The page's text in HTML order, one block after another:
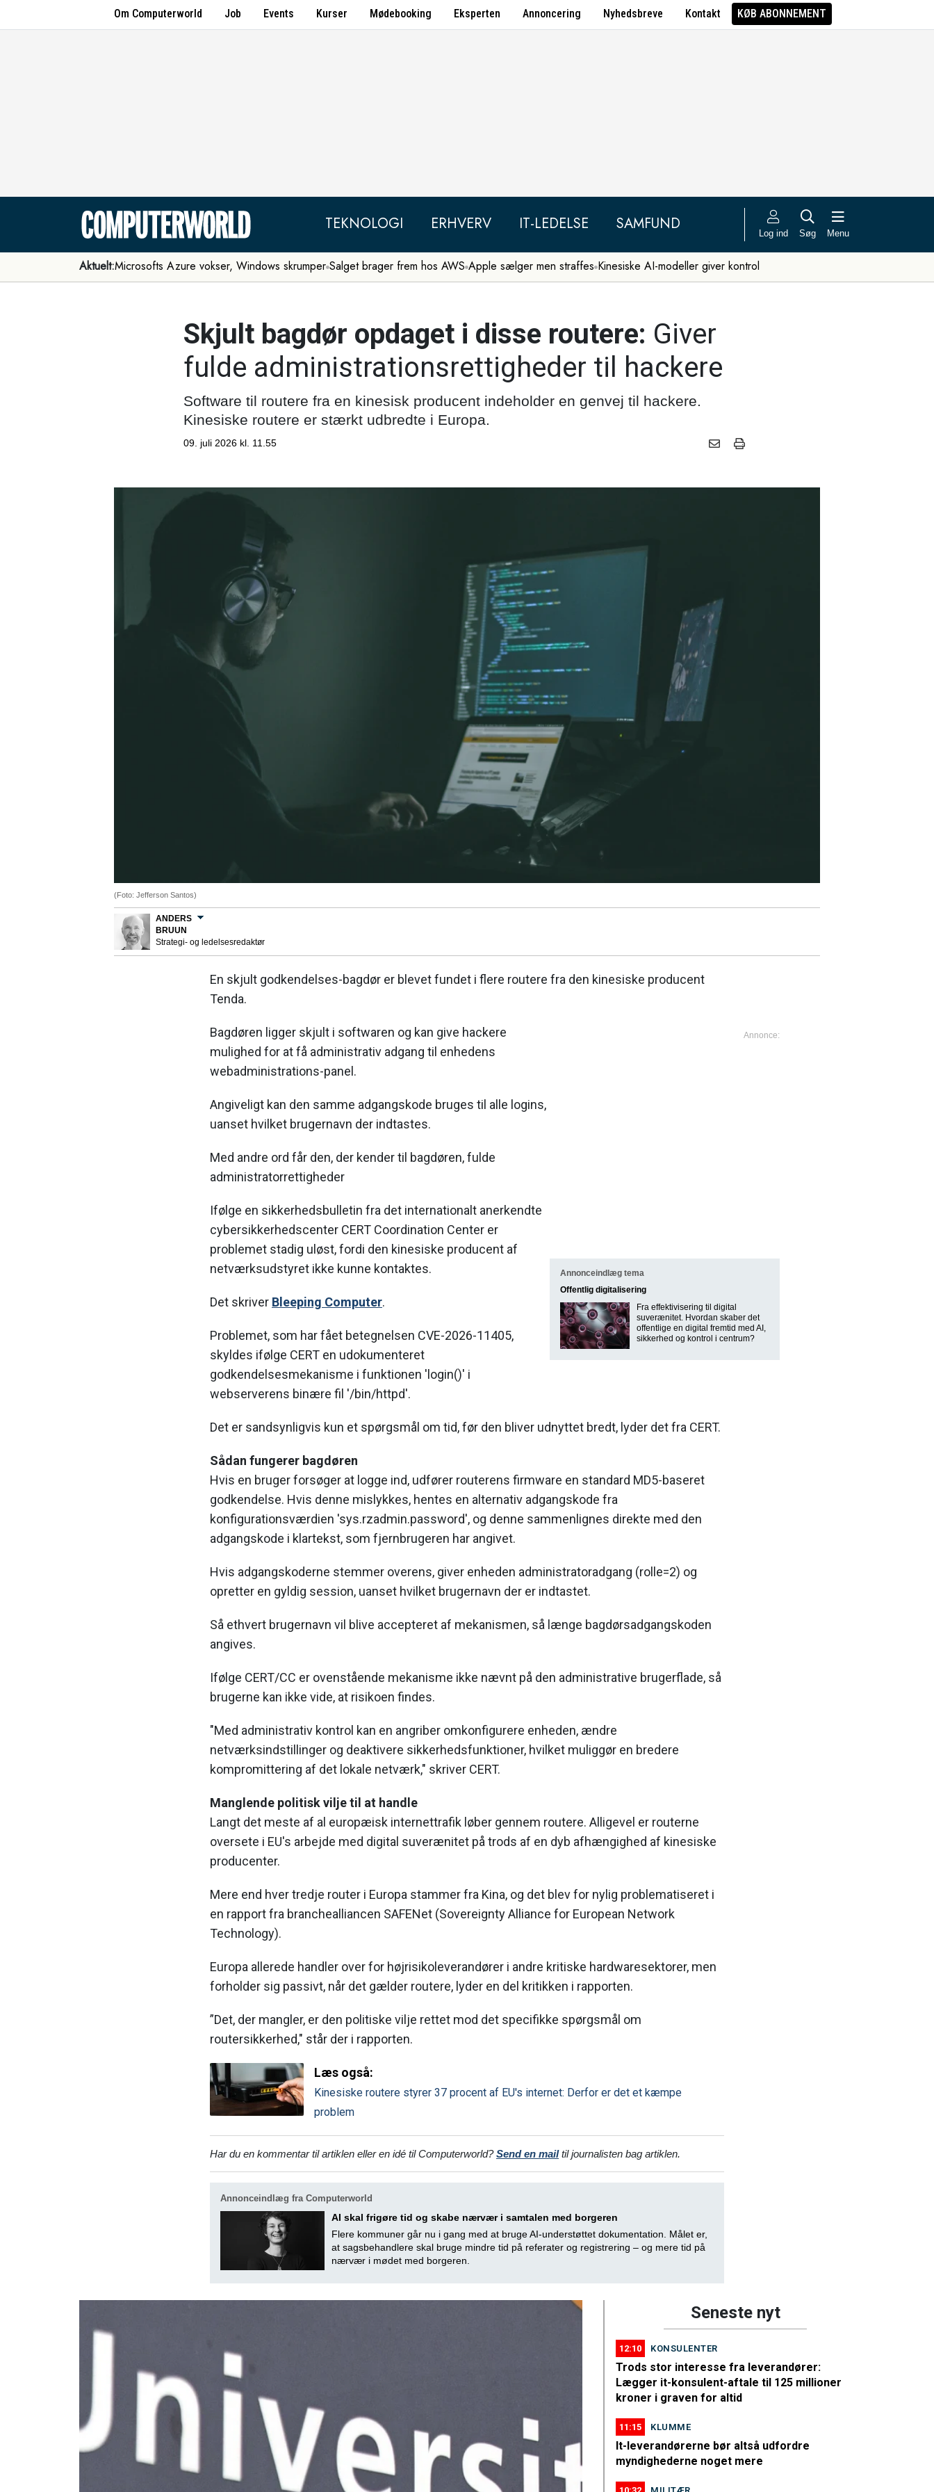
Om Computerworld Job Events Kurser Mødebooking Eksperten Annoncering Nyhedsbreve Kontakt KØB ABONNEMENT
TEKNOLOGI ERHVERV IT-LEDELSE SAMFUND Log ind Søg Menu
Aktuelt:Microsofts Azure vokser, Windows skrumper Salget brager frem hos AWS Apple sælger men straffes Kinesiske AI-modeller giver kontrol
Skjult bagdør opdaget i disse routere: Giver
fulde administrationsrettigheder til hackere
Software til routere fra en kinesisk producent indeholder en genvej til hackere.
Kinesiske routere er stærkt udbredte i Europa.
09. juli 2026 kl. 11.55
(Foto: Jefferson Santos)
ANDERS
BRUUN
Strategi- og ledelsesredaktør
Annonceindlæg tema
Offentlig digitalisering
Fra effektivisering til digital
suverænitet. Hvordan skaber det
offentlige en digital fremtid med AI,
sikkerhed og kontrol i centrum?
En skjult godkendelses-bagdør er blevet fundet i flere routere fra den kinesiske producent
Tenda.
Bagdøren ligger skjult i softwaren og kan give hackere
mulighed for at få administrativ adgang til enhedens
webadministrations-panel.
Angiveligt kan den samme adgangskode bruges til alle logins,
uanset hvilket brugernavn der indtastes.
Med andre ord får den, der kender til bagdøren, fulde
administratorrettigheder
Ifølge en sikkerhedsbulletin fra det internationalt anerkendte
cybersikkerhedscenter CERT Coordination Center er
problemet stadig uløst, fordi den kinesiske producent af
netværksudstyret ikke kunne kontaktes.
Det skriver Bleeping Computer.
Problemet, som har fået betegnelsen CVE-2026-11405,
skyldes ifølge CERT en udokumenteret
godkendelsesmekanisme i funktionen 'login()' i
webserverens binære fil '/bin/httpd'.
Det er sandsynligvis kun et spørgsmål om tid, før den bliver udnyttet bredt, lyder det fra CERT.
Sådan fungerer bagdøren
Hvis en bruger forsøger at logge ind, udfører routerens firmware en standard MD5-baseret
godkendelse. Hvis denne mislykkes, hentes en alternativ adgangskode fra
konfigurationsværdien 'sys.rzadmin.password', og denne sammenlignes direkte med den
adgangskode i klartekst, som fjernbrugeren har angivet.
Hvis adgangskoderne stemmer overens, giver enheden administratoradgang (rolle=2) og
opretter en gyldig session, uanset hvilket brugernavn der er indtastet.
Så ethvert brugernavn vil blive accepteret af mekanismen, så længe bagdørsadgangskoden
angives.
Ifølge CERT/CC er ovenstående mekanisme ikke nævnt på den administrative brugerflade, så
brugerne kan ikke vide, at risikoen findes.
"Med administrativ kontrol kan en angriber omkonfigurere enheden, ændre
netværksindstillinger og deaktivere sikkerhedsfunktioner, hvilket muliggør en bredere
kompromittering af det lokale netværk," skriver CERT.
Manglende politisk vilje til at handle
Langt det meste af al europæisk internettrafik løber gennem routere. Alligevel er routerne
oversete i EU's arbejde med digital suverænitet på trods af en dyb afhængighed af kinesiske
producenter.
Mere end hver tredje router i Europa stammer fra Kina, og det blev for nylig problematiseret i
en rapport fra branchealliancen SAFENet (Sovereignty Alliance for European Network
Technology).
Europa allerede handler over for højrisikoleverandører i andre kritiske hardwaresektorer, men
forholder sig passivt, når det gælder routere, lyder en del kritikken i rapporten.
”Det, der mangler, er den politiske vilje rettet mod det specifikke spørgsmål om
routersikkerhed," står der i rapporten.
Læs også:
Kinesiske routere styrer 37 procent af EU's internet: Derfor er det et kæmpe
problem
Har du en kommentar til artiklen eller en idé til Computerworld?Send en mailtil journalisten bag artiklen.
Annonceindlæg fra Computerworld
AI skal frigøre tid og skabe nærvær i samtalen med borgeren
Flere kommuner går nu i gang med at bruge AI-understøttet dokumentation. Målet er,
at sagsbehandlere skal bruge mindre tid på referater og registrering – og mere tid på
nærvær i mødet med borgeren.
Seneste nyt
12:10 KONSULENTER
Trods stor interesse fra leverandører:
Lægger it-konsulent-aftale til 125 millioner
kroner i graven for altid
11:15 KLUMME
It-leverandørerne bør altså udfordre
myndighederne noget mere